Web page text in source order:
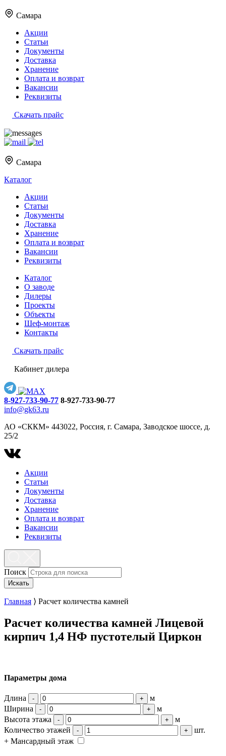
Самара
Акции
Статьи
Документы
Доставка
Хранение
Оплата и возврат
Вакансии
Реквизиты
Скачать прайс
Самара
Каталог
Акции
Статьи
Документы
Доставка
Хранение
Оплата и возврат
Вакансии
Реквизиты
Каталог
О заводе
Дилеры
Проекты
Объекты
Шеф-монтаж
Контакты
Скачать прайс
Кабинет дилера
8-927-733-90-77 8-927-733-90-77
info@gk63.ru
АО «СККМ» 443022, Россия, г. Самара, Заводское шоссе, д.
25/2
Акции
Статьи
Документы
Доставка
Хранение
Оплата и возврат
Вакансии
Реквизиты
Поиск
Искать
Главная ⟩ Расчет количества камней
Расчет количества камней Лицевой
кирпич 1,4 НФ пустотелый Циркон
Параметры дома
Длина - +
м
Ширина
- +
м
Высота этажа
- +
м
Количество этажей
- +
шт.
+ Мансардный этаж